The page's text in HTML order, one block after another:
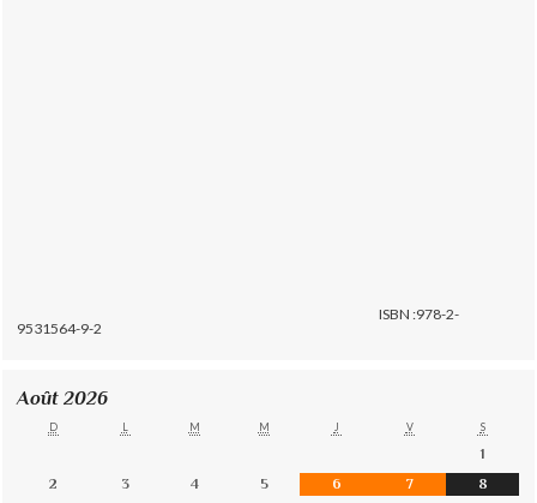
ISBN :978-2-
9531564-9-2
Août 2026
D L M M J V S
1
2
3 4 5 6 7
8